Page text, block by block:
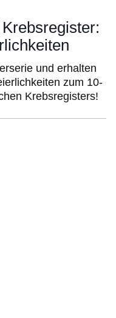
und erhalten
zum 10-
Krebsregisters!